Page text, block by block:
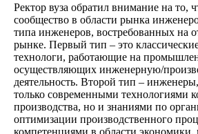
Ректор вуза обратил внимание на то,
сообщество в области рынка
типа инженеров, востребованных на
рынке. Первый тип – это
технологи, работающие на
осуществляющих инженерную/
деятельность. Второй тип –
только современными технологиями
производства, но и знаниями по
оптимизации производственного
компетенциями в области экономики,